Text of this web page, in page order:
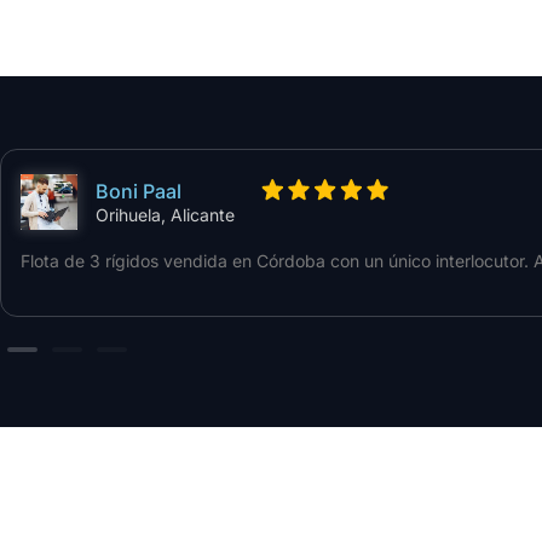
Boni Paal
Orihuela, Alicante
Flota de 3 rígidos vendida en Córdoba con un único interlocutor.